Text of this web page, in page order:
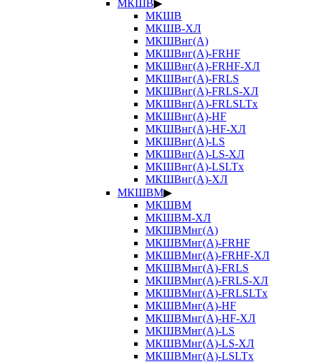
МКШВ▶
МКШВ
МКШВ-ХЛ
МКШВнг(А)
МКШВнг(А)-FRHF
МКШВнг(А)-FRHF-ХЛ
МКШВнг(А)-FRLS
МКШВнг(А)-FRLS-ХЛ
МКШВнг(А)-FRLSLTx
МКШВнг(А)-HF
МКШВнг(А)-HF-ХЛ
МКШВнг(А)-LS
МКШВнг(А)-LS-ХЛ
МКШВнг(А)-LSLTx
МКШВнг(А)-ХЛ
МКШВМ▶
МКШВМ
МКШВМ-ХЛ
МКШВМнг(А)
МКШВМнг(А)-FRHF
МКШВМнг(А)-FRHF-ХЛ
МКШВМнг(А)-FRLS
МКШВМнг(А)-FRLS-ХЛ
МКШВМнг(А)-FRLSLTx
МКШВМнг(А)-HF
МКШВМнг(А)-HF-ХЛ
МКШВМнг(А)-LS
МКШВМнг(А)-LS-ХЛ
МКШВМнг(А)-LSLTx